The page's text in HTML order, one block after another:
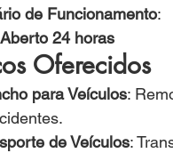
de Funcionamento:
Aberto 24 horas
Oferecidos
para Veículos:
de Veículos: